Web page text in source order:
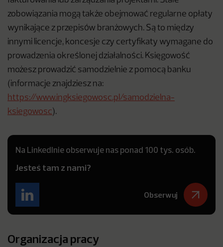
zobowiązania mogą także obejmować regularne opłaty
wynikające z przepisów branżowych. Są to między
innymi licencje, koncesje czy certyfikaty wymagane do
prowadzenia określonej działalności. Księgowość
możesz prowadzić samodzielnie z pomocą banku
(informacje znajdziesz na:
https://www.ingksiegowosc.pl/samodzielna-
ksiegowosc).
Na LinkedInie obserwuje nas ponad 100 tys. osób.
Jesteś tam z nami?
Obserwuj
Organizacja pracy